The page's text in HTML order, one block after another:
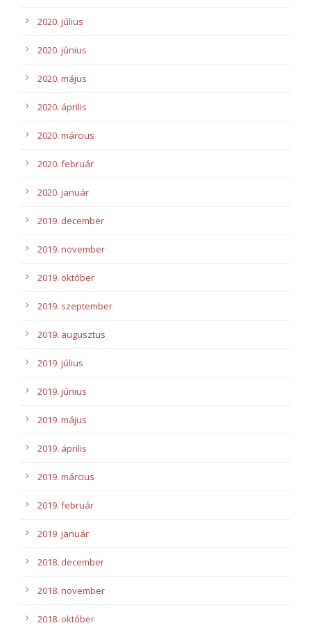
2020. július
2020. június
2020. május
2020. április
2020. március
2020. február
2020. január
2019. december
2019. november
2019. október
2019. szeptember
2019. augusztus
2019. július
2019. június
2019. május
2019. április
2019. március
2019. február
2019. január
2018. december
2018. november
2018. október